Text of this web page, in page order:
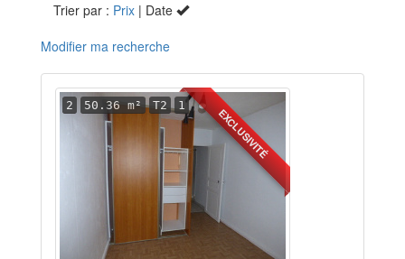
Trier par : Prix | Date
Modifier ma recherche
EXCLUSIVITÉ
2 50.36 m² T2 1